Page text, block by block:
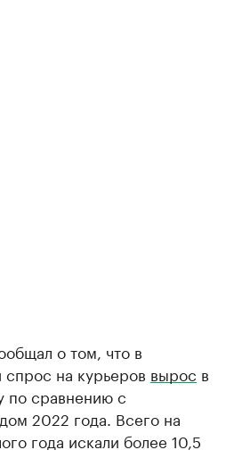
о том, что в
спрос на курьеров вырос в
по сравнению с
2022 года. Всего на
года искали более 10,5